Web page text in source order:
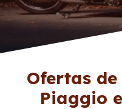
Ofertas
Piaggio